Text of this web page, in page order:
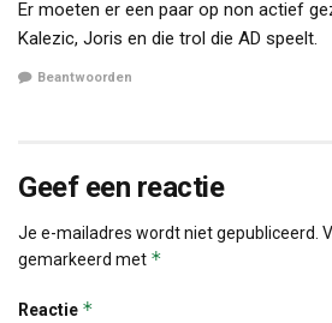
Er moeten er een paar op non actief
Kalezic, Joris en die trol die AD speelt.
Beantwoorden
Geef een reactie
Je e-mailadres wordt niet gepubliceerd.
gemarkeerd met *
Reactie *